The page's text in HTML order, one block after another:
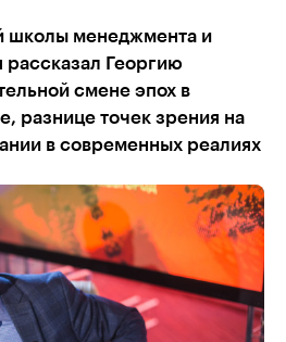
школы менеджмента и
Георгию
смене эпох в
разнице точек зрения на
в современных реалиях